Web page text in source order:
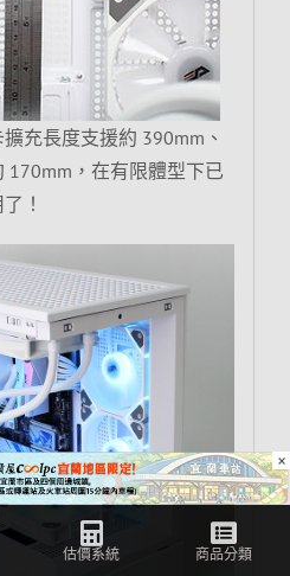
充長度支援約 390mm、
170mm，在有限體型下已
！
×